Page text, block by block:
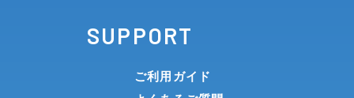
SUPPORT
ご利用ガイド